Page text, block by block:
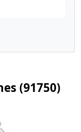
(91750)